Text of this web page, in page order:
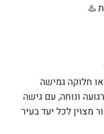
♨️
חלוקה גמישה
ונוחה, עם גישה
חיבור מצוין לכל יעד בעיר